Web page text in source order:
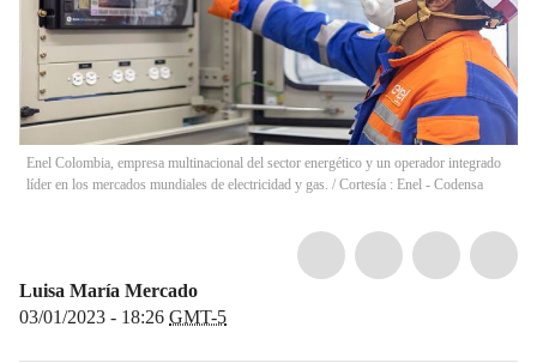
Enel Colombia, empresa multinacional del sector energético y un operador integrado
líder en los mercados mundiales de electricidad y gas. / Cortesía : Enel - Codensa
Luisa María Mercado
03/01/2023 - 18:26 GMT-5